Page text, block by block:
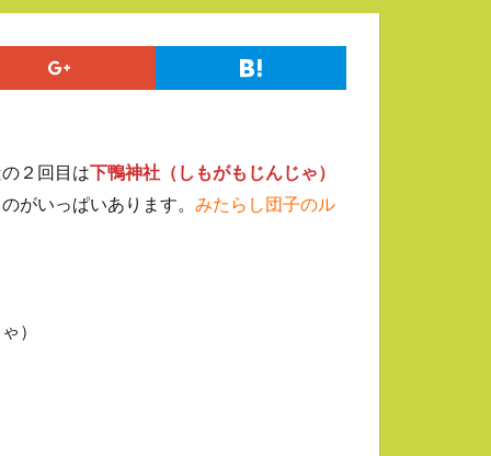
の２回目は下鴨神社（しもがもじんじゃ）
のがいっぱいあります。 みたらし団子のル
）